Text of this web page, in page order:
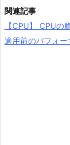
関連記事
【CPU】 CPU
適用前のパフォ